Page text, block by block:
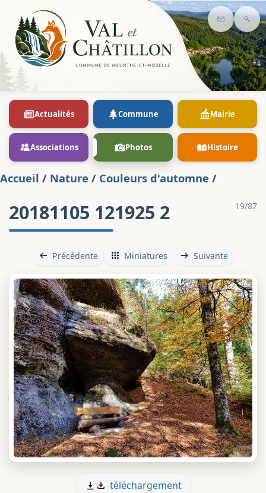
Contact
Actualités Commune Mairie
Associations Photos Histoire
Accueil / Nature / Couleurs d'automne /
19/87
20181105 121925 2
Précédente Miniatures Suivante
téléchargement